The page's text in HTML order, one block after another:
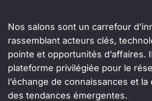
Nos salons sont un carrefour
rassemblant acteurs clés,
pointe et opportunités d’affaires.
plateforme privilégiée pour le
l’échange de connaissances et
des tendances émergentes.